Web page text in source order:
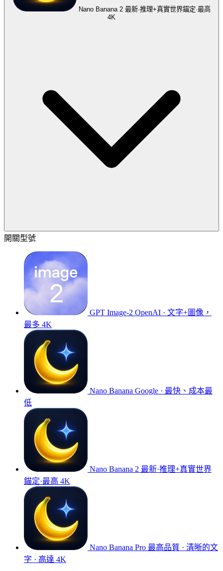
Nano Banana 2 最新·推理+真實世界錨定·最高
4K
開關型號
GPT Image-2 OpenAI · 文字+圖像，
最多 4K
Nano Banana Google · 最快、成本最
低
Nano Banana 2 最新·推理+真實世界
錨定·最高 4K
Nano Banana Pro 最高品質 · 清晰的文
字 · 高達 4K